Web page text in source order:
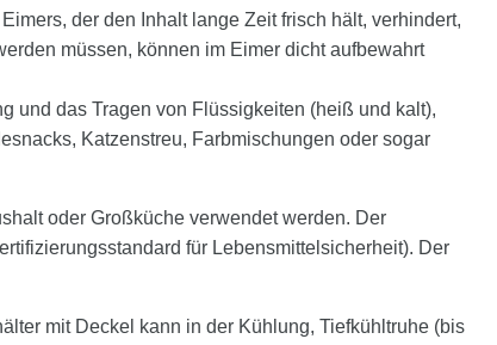
der den Inhalt lange Zeit frisch hält, verhindert,
müssen, können im Eimer dicht aufbewahrt
und das Tragen von Flüssigkeiten (heiß und kalt),
Katzenstreu, Farbmischungen oder sogar
oder Großküche verwendet werden. Der
für Lebensmittelsicherheit). Der
mit Deckel kann in der Kühlung, Tiefkühltruhe (bis